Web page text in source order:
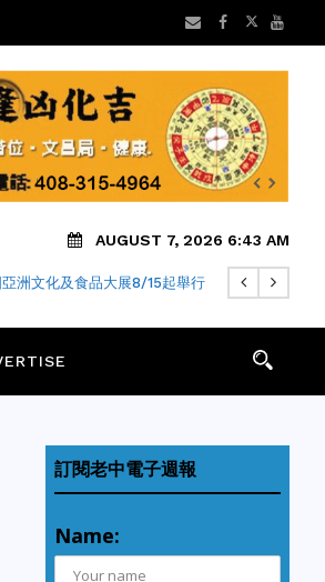
AUGUST 7, 2026 6:43 AM
字號「金麥月餅」飄香迎中秋
訂閱老中電子週報
Name: